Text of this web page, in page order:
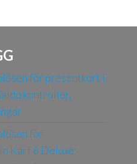
för presentkort i
kontroller,
för
Kart 8 Deluxe: